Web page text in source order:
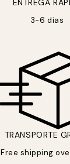
3-6 dias
TRANSPORTE
Free shipping